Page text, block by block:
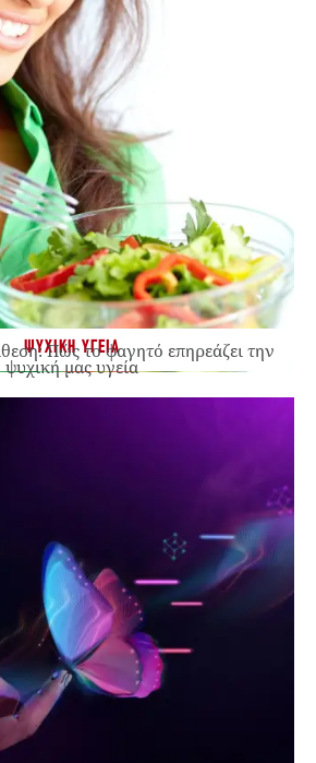
ΨΥΧΙΚΗ ΥΓΕΙΑ
Πώς το φαγητό επηρεάζει την
ψυχική μας υγεία